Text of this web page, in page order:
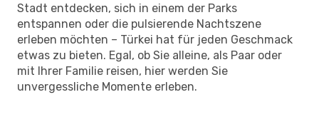
Stadt entdecken, sich in einem der Parks
entspannen oder die pulsierende Nachtszene
erleben möchten – Türkei hat für jeden Geschmack
etwas zu bieten. Egal, ob Sie alleine, als Paar oder
mit Ihrer Familie reisen, hier werden Sie
unvergessliche Momente erleben.